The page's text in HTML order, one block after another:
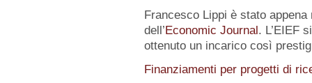
Francesco Lippi è stato
dell’Economic Journal. L’EIEF
ottenuto un incarico così
Finanziamenti per progetti di